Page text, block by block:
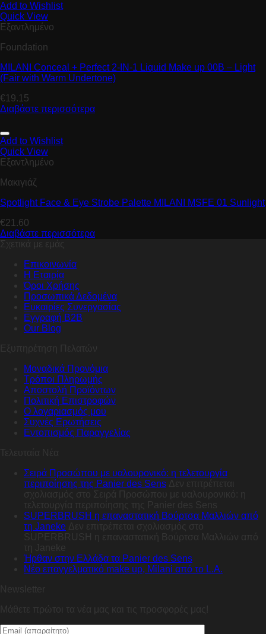
Add to Wishlist
Quick View
Εξαντλημένο
Foundation
MILANI Conceal + Perfect 2-IN-1 Liquid Make up 00B – Light
(Fair with Warm Undertone)
€19.15
Διαβάστε περισσότερα
Add to Wishlist
Quick View
Εξαντλημένο
Μακιγιάζ
Spotlight Face & Eye Strobe Palette MILANI MSFE 01 Sunlight
€21.60
Διαβάστε περισσότερα
Σχετικά με εμάς
Επικοινωνία
Η Εταιρία
Όροι Χρήσης
Προσωπικά Δεδομένα
Ευκαιρίες Συνεργασίας
Εγγραφή B2B
Our Blog
Εξυπηρέτηση Πελατών
Μοναδικά Προνόμια
Τρόποι Πληρωμής
Αποστολή Προϊόντων
Πολιτική Επιστροφών
Ο λογαριασμός μου
Συχνές Ερωτήσεις
Εντοπισμός Παραγγελίας
Τελευταία Νέα
Σειρά Προσώπου με υαλουρονικό: η τελετουργία
περιποίησης της Panier des Sens Δεν επιτρέπεται
σχολιασμός
στο Σειρά Προσώπου με υαλουρονικό: η
τελετουργία περιποίησης της Panier des Sens
SUPERBRUSH η επαναστατική Βούρτσα Μαλλιών από
τη Janeke Δεν επιτρέπεται σχολιασμός
SUPERBRUSH η επαναστατική Βούρτσα Μαλλιών από
τη Janeke
Ήρθαν στην Ελλάδα τα Panier des Sens
Nέο επαγγελματικό make up, Milani από το L.A.
Newsletter
Μάθετε πρώτοι τα νέα μας και τις προσφορές μας!